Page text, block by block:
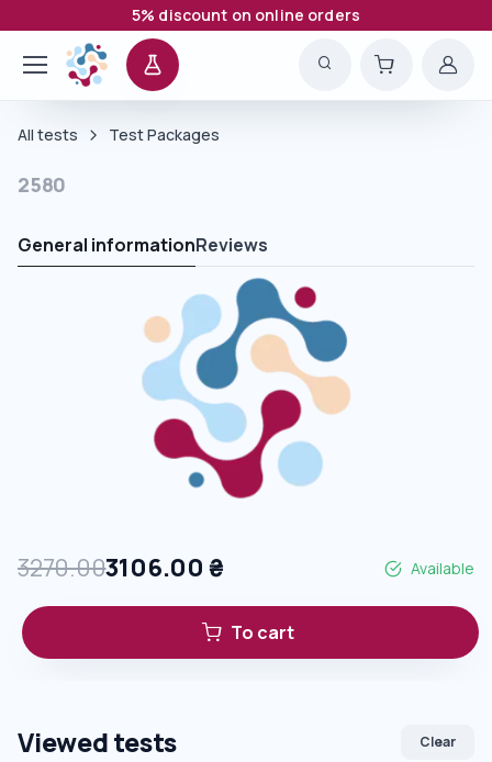
5% discount on online orders
All tests Test Packages
2580
General informationReviews
3270.003106.00 ₴ Available
To cart
Viewed tests Clear